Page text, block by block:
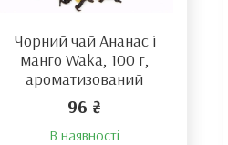
Чорний чай Ананас і
манго Waka, 100 г,
ароматизований
96 ₴
В наявності